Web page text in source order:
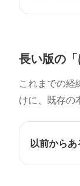
長い版の「
これまでの経
けに、既存の
以前から